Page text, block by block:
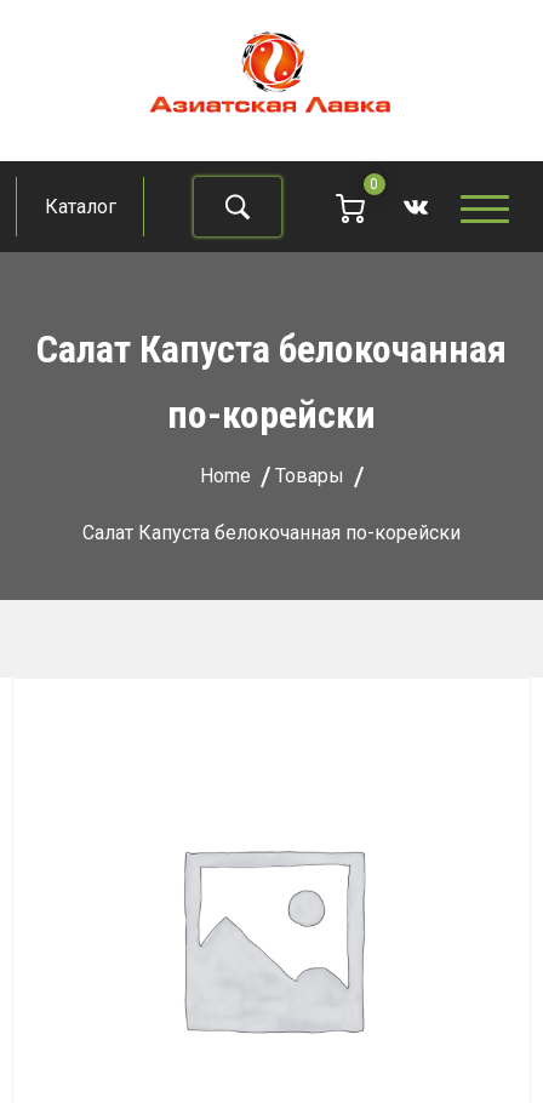
Азиатская лавка
Продукты из восточно-азиатских стран
Каталог
0
Салат Капуста белокочанная
по-корейски
Home Товары
Салат Капуста белокочанная по-корейски